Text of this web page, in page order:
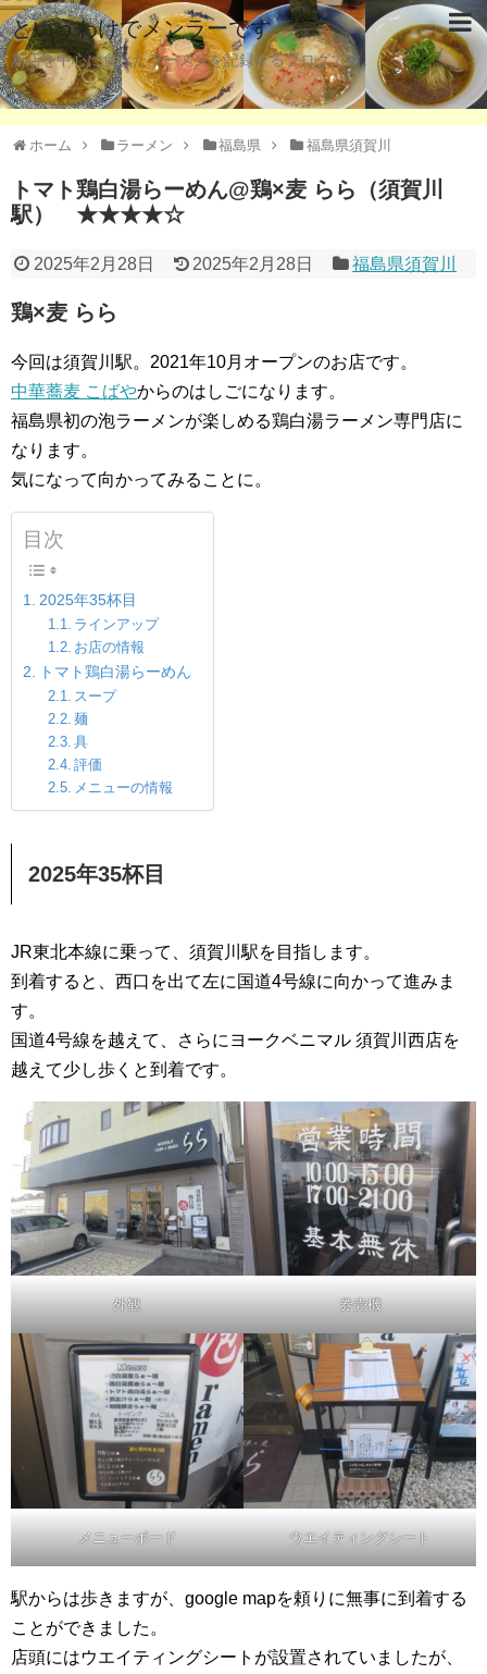
というわけでメンラーです
新店を中心に食べたラーメンを記録するブログです。
ホーム ラーメン 福島県 福島県須賀川
トマト鶏白湯らーめん@鶏×麦 らら（須賀川
駅） ★★★★☆
2025年2月28日 2025年2月28日 福島県須賀川
鶏×麦 らら
今回は須賀川駅。2021年10月オープンのお店です。
中華蕎麦 こばやからのはしごになります。
福島県初の泡ラーメンが楽しめる鶏白湯ラーメン専門店に
なります。
気になって向かってみることに。
目次
2025年35杯目
ラインアップ
お店の情報
トマト鶏白湯らーめん
スープ
麺
具
評価
メニューの情報
2025年35杯目
JR東北本線に乗って、須賀川駅を目指します。
到着すると、西口を出て左に国道4号線に向かって進みま
す。
国道4号線を越えて、さらにヨークベニマル 須賀川西店を
越えて少し歩くと到着です。
外観 券売機
メニューボード ウエイティングシート
駅からは歩きますが、google mapを頼りに無事に到着する
ことができました。
店頭にはウエイティングシートが設置されていましたが、